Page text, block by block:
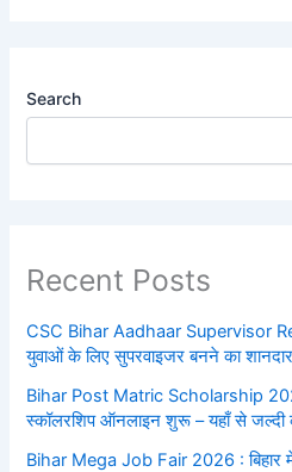
Search
Recent Posts
CSC Bihar Aadhaar Supervisor
युवाओं के लिए सुपरवाइजर बनने का
Bihar Post Matric Scholarship
स्कॉलरशिप ऑनलाइन शुरू – यहाँ से
Bihar Mega Job Fair 2026 : बिहार में